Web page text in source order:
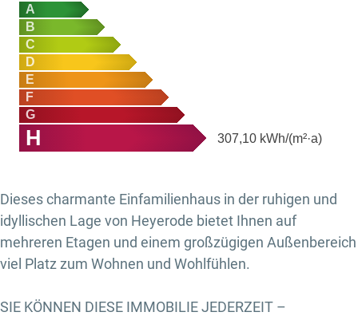
A
B
C
D
E
F
G
H 307,10 kWh/(m²·a)
Dieses charmante Einfamilienhaus in der ruhigen und
idyllischen Lage von Heyerode bietet Ihnen auf
mehreren Etagen und einem großzügigen Außenbereich
viel Platz zum Wohnen und Wohlfühlen.
SIE KÖNNEN DIESE IMMOBILIE JEDERZEIT –